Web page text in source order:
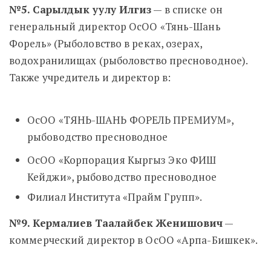
№5. Сарылдык уулу Илгиз— в списке он
генеральный директор ОсОО «Тянь-Шань
Форель» (Рыболовство в реках, озерах,
водохранилищах (рыболовство пресноводное).
Также учредитель и директор в:
ОсОО «ТЯНЬ-ШАНЬ ФОРЕЛЬ ПРЕМИУМ»,
рыбоводство пресноводное
ОсОО «Корпорация Кыргыз Эко ФИШ
Кейджи», рыбоводство пресноводное
Филиал Института «Прайм Групп».
№9. Кермалиев Таалайбек Женишович—
коммерческий директор в ОсОО «Арпа-Бишкек».